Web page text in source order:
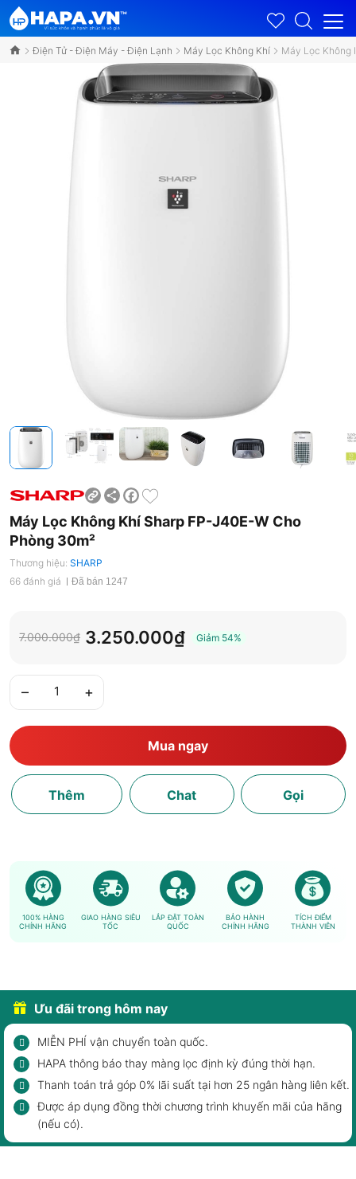
Điện Tử - Điện Máy - Điện Lạnh Máy Lọc Không Khí Máy Lọc Không
ShareFacebook
Máy Lọc Không Khí Sharp FP-J40E-W Cho
Phòng 30m²
Thương hiệu: SHARP
66 đánh giá
Đã bán 1247
7.000.000₫ 3.250.000₫ Giảm 54%
– +
Mua ngay
Thêm Chat Gọi
100% HÀNG
CHÍNH HÃNG
GIAO HÀNG SIÊU
TỐC
LẮP ĐẶT TOÀN
QUỐC
BẢO HÀNH
CHÍNH HÃNG
TÍCH ĐIỂM
THÀNH VIÊN
Ưu đãi trong hôm nay
MIỄN PHÍ vận chuyển toàn quốc.
HAPA thông báo thay màng lọc định kỳ đúng thời hạn.
Thanh toán trả góp 0% lãi suất tại hơn 25 ngân hàng liên kết.
Được áp dụng đồng thời chương trình khuyến mãi của hãng
(nếu có).